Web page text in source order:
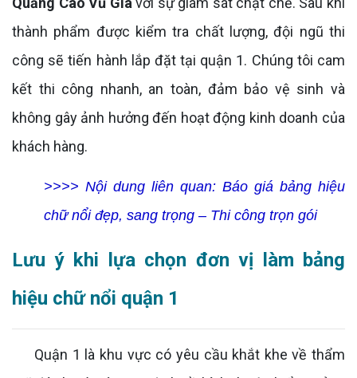
thành phẩm được kiểm tra chất lượng, đội ngũ thi
công sẽ tiến hành lắp đặt tại quận 1. Chúng tôi cam
kết thi công nhanh, an toàn, đảm bảo vệ sinh và
không gây ảnh hưởng đến hoạt động kinh doanh của
khách hàng.
>>>> Nội dung liên quan: Báo giá bảng hiệu
chữ nổi đẹp, sang trọng – Thi công trọn gói
Lưu ý khi lựa chọn đơn vị làm bảng
hiệu chữ nổi quận 1
Quận 1 là khu vực có yêu cầu khắt khe về thẩm